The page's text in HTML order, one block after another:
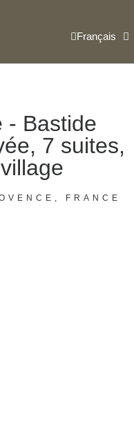
Français
- Bastide
7 suites,
FRANCE